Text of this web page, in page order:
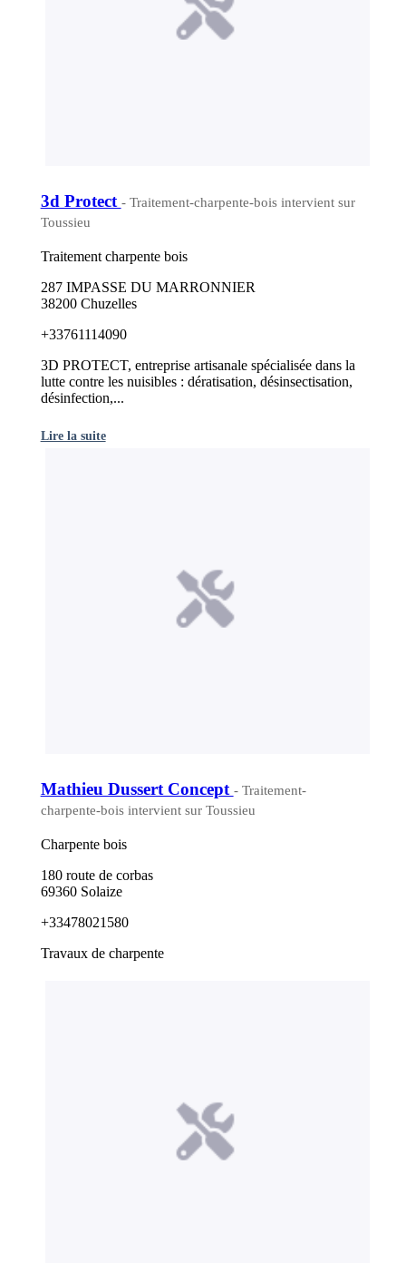
3d Protect - Traitement-charpente-bois intervient sur
Toussieu
Traitement charpente bois
287 IMPASSE DU MARRONNIER
38200 Chuzelles
+33761114090
3D PROTECT, entreprise artisanale spécialisée dans la
lutte contre les nuisibles : dératisation, désinsectisation,
désinfection,...
Lire la suite
Mathieu Dussert Concept - Traitement-
charpente-bois intervient sur Toussieu
Charpente bois
180 route de corbas
69360 Solaize
+33478021580
Travaux de charpente